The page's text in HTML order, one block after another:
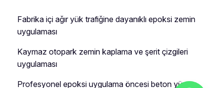
Fabrika içi ağır yük trafiğine dayanıklı epoksi zemin
uygulaması
Kaymaz otopark zemin kaplama ve şerit çizgileri
uygulaması
Profesyonel epoksi uygulama öncesi beton yüzey